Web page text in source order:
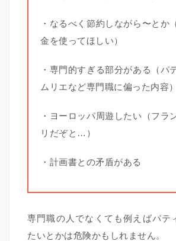
・なるべく節約しながら〜とか
金を使ってほしい）
・専門的すぎる部分がある（パ
ムリエなど専門職に偏った内容）
・ヨーロッパ周遊したい（フラ
リだぞと…）
・計画書との矛盾がある
専門職の人でなくても例えばパテ
たいとかは危険かもしれません。